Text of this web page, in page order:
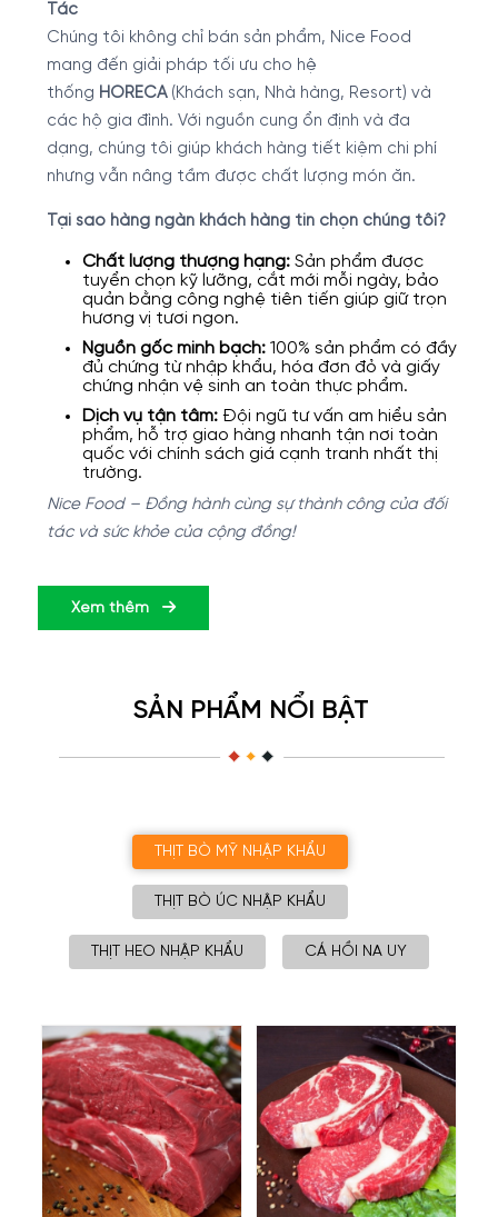
Tác
Chúng tôi không chỉ bán sản phẩm, Nice Food
mang đến giải pháp tối ưu cho hệ
thống HORECA(Khách sạn, Nhà hàng, Resort) và
các hộ gia đình. Với nguồn cung ổn định và đa
dạng, chúng tôi giúp khách hàng tiết kiệm chi phí
nhưng vẫn nâng tầm được chất lượng món ăn.
Tại sao hàng ngàn khách hàng tin chọn chúng tôi?
Chất lượng thượng hạng:Sản phẩm được
tuyển chọn kỹ lưỡng, cắt mới mỗi ngày, bảo
quản bằng công nghệ tiên tiến giúp giữ trọn
hương vị tươi ngon.
Nguồn gốc minh bạch:100% sản phẩm có đầy
đủ chứng từ nhập khẩu, hóa đơn đỏ và giấy
chứng nhận vệ sinh an toàn thực phẩm.
Dịch vụ tận tâm:Đội ngũ tư vấn am hiểu sản
phẩm, hỗ trợ giao hàng nhanh tận nơi toàn
quốc với chính sách giá cạnh tranh nhất thị
trường.
Nice Food – Đồng hành cùng sự thành công của đối
tác và sức khỏe của cộng đồng!
Xem thêm
SẢN PHẨM NỔI BẬT
THỊT BÒ MỸ NHẬP KHẨU
THỊT BÒ ÚC NHẬP KHẨU
THỊT HEO NHẬP KHẨU CÁ HỒI NA UY